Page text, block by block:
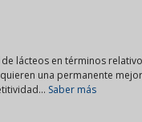
lácteos en términos
una permanente
Saber más